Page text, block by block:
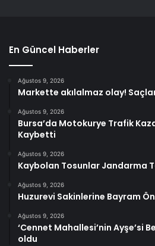
En Güncel Haberler
Ağustos 9, 2026
Markette akılalmaz olay!
Ağustos 9, 2026
Bursa’da Motokurye Trafik
Kaybetti
Ağustos 9, 2026
Kaybolan Tosunlar Jandarma
Ağustos 9, 2026
Huzurevi Sakinlerine Bayram
Ağustos 9, 2026
‘Cennet Mahallesi’nin Ayşe’si
oldu